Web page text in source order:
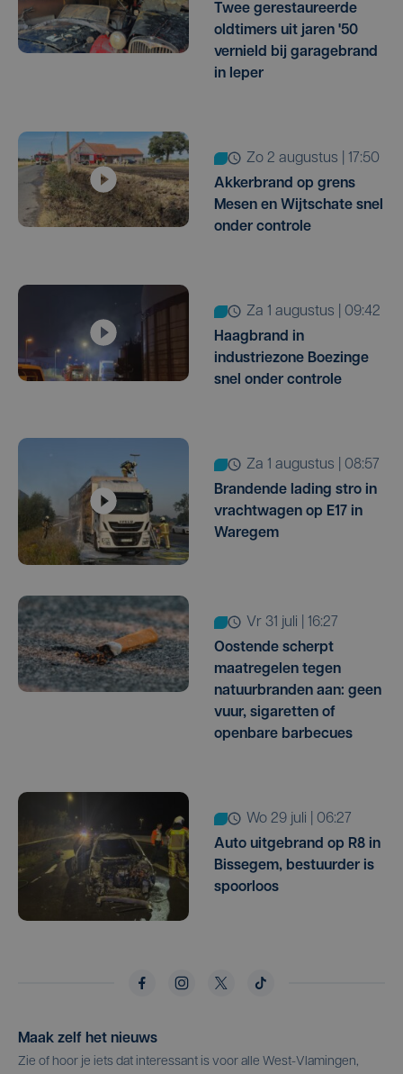
Twee gerestaureerde
oldtimers uit jaren '50
vernield bij garagebrand
in Ieper
zo 2 augustus | 17:50
Akkerbrand op grens
Mesen en Wijtschate snel
onder controle
za 1 augustus | 09:42
Haagbrand in
industriezone Boezinge
snel onder controle
za 1 augustus | 08:57
Brandende lading stro in
vrachtwagen op E17 in
Waregem
vr 31 juli | 16:27
Oostende scherpt
maatregelen tegen
natuurbranden aan: geen
vuur, sigaretten of
openbare barbecues
wo 29 juli | 06:27
Auto uitgebrand op R8 in
Bissegem, bestuurder is
spoorloos
Maak zelf het nieuws
Zie of hoor je iets dat interessant is voor alle West-Vlamingen,